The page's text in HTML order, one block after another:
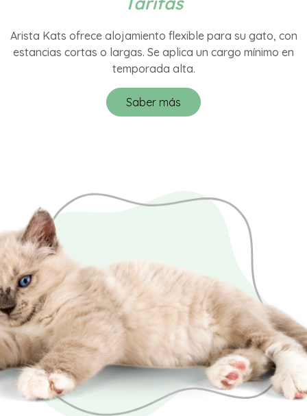
Arista Kats ofrece alojamiento flexible para su gato, con
estancias cortas o largas. Se aplica un cargo mínimo en
temporada alta.
Saber más